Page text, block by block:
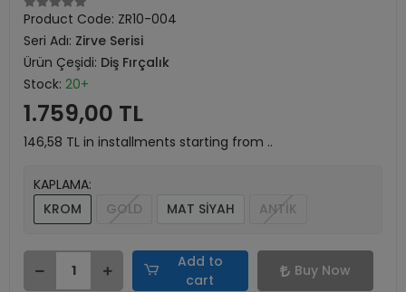
Product Code: ZR10-004
Seri Adı: Zirve Serisi
Ürün Çeşidi: Diş Fırçalık
Stock: 20+
1.759,00 TL
146,58 TL in installments starting from ..
KAPLAMA:
KROM
GOLD MAT SİYAH ANTİK
Add to
cart
Buy Now